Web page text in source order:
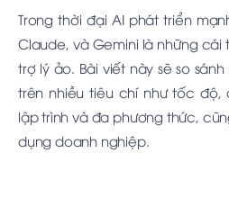
Trong thời đại AI phát triển
Claude, và Gemini là những cái
trợ lý ảo. Bài viết này sẽ so
trên nhiều tiêu chí như tốc độ,
lập trình và đa phương thức,
dụng doanh nghiệp.